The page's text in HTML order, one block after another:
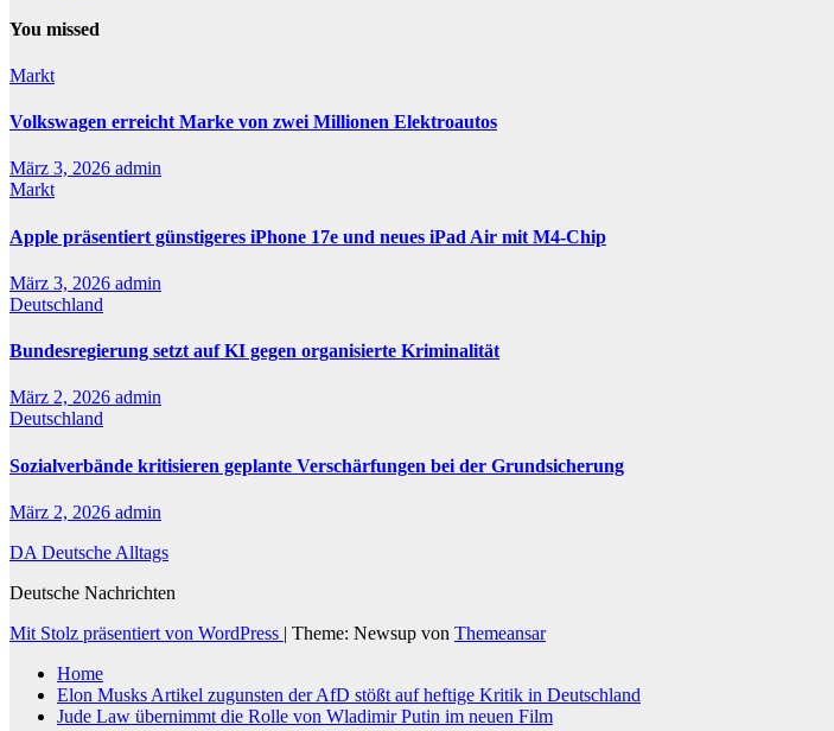
You missed
Markt
Volkswagen erreicht Marke von zwei Millionen Elektroautos
März 3, 2026 admin
Markt
Apple präsentiert günstigeres iPhone 17e und neues iPad Air mit M4-Chip
März 3, 2026 admin
Deutschland
Bundesregierung setzt auf KI gegen organisierte Kriminalität
März 2, 2026 admin
Deutschland
Sozialverbände kritisieren geplante Verschärfungen bei der Grundsicherung
März 2, 2026 admin
DA Deutsche Alltags
Deutsche Nachrichten
Mit Stolz präsentiert von WordPress | Theme: Newsup von Themeansar
Home
Elon Musks Artikel zugunsten der AfD stößt auf heftige Kritik in Deutschland
Jude Law übernimmt die Rolle von Wladimir Putin im neuen Film